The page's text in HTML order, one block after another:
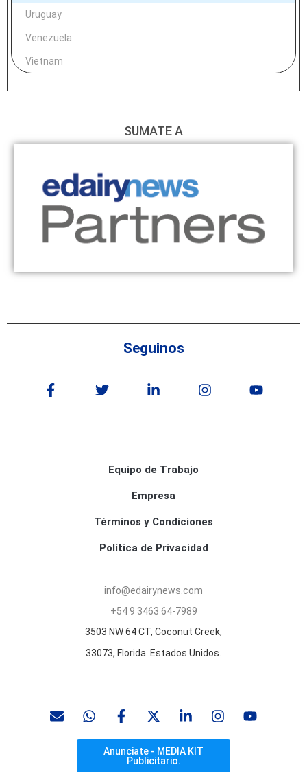
Uruguay
Venezuela
Vietnam
SUMATE A
Seguinos
Equipo de Trabajo
Empresa
Términos y Condiciones
Política de Privacidad
info@edairynews.com
+54 9 3463 64-7989
3503 NW 64 CT, Coconut Creek,
33073, Florida. Estados Unidos.
Anunciate - MEDIA KIT
Publicitario.